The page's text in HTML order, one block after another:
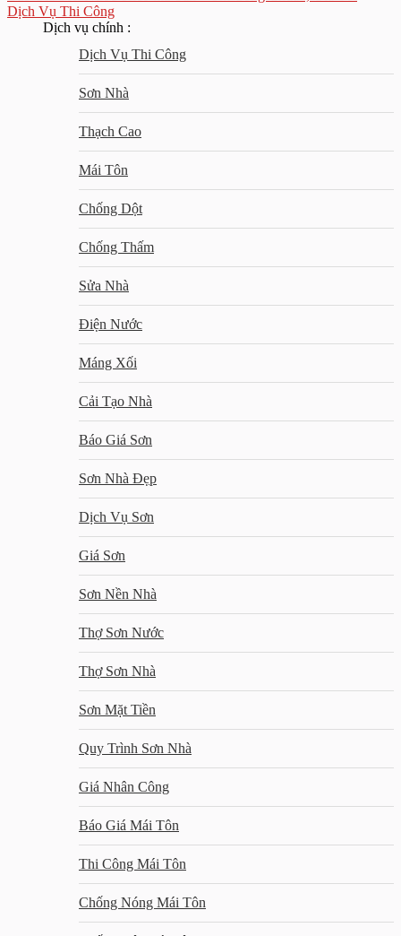
Dịch Vụ Thi Công
Dịch vụ chính :
Dịch Vụ Thi Công
Sơn Nhà
Thạch Cao
Mái Tôn
Chống Dột
Chống Thấm
Sửa Nhà
Điện Nước
Máng Xối
Cải Tạo Nhà
Báo Giá Sơn
Sơn Nhà Đẹp
Dịch Vụ Sơn
Giá Sơn
Sơn Nền Nhà
Thợ Sơn Nước
Thợ Sơn Nhà
Sơn Mặt Tiền
Quy Trình Sơn Nhà
Giá Nhân Công
Báo Giá Mái Tôn
Thi Công Mái Tôn
Chống Nóng Mái Tôn